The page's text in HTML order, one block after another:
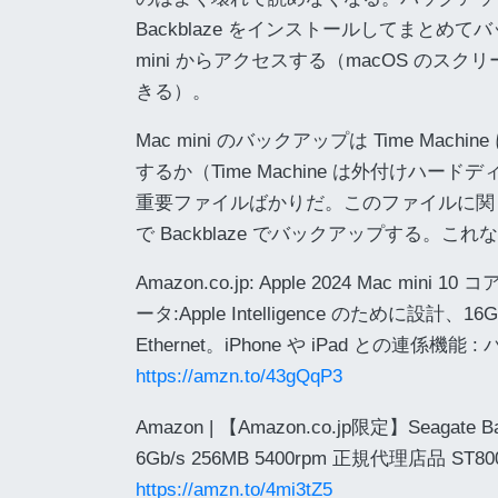
Backblaze をインストールしてまとめて
mini からアクセスする（macOS のスク
きる）。
Mac mini のバックアップは Time
するか（Time Machine は外付けハードデ
重要ファイルばかりだ。このファイルに
で Backblaze でバックアップする。これ
Amazon.co.jp: Apple 2024 Mac mini 10 コ
ータ:Apple Intelligence のために設計、
Ethernet。iPhone や iPad との連係機能 :
https://amzn.to/43gQqP3
Amazon | 【Amazon.co.jp限定】Seagate
6Gb/s 256MB 5400rpm 正規代理店品
https://amzn.to/4mi3tZ5